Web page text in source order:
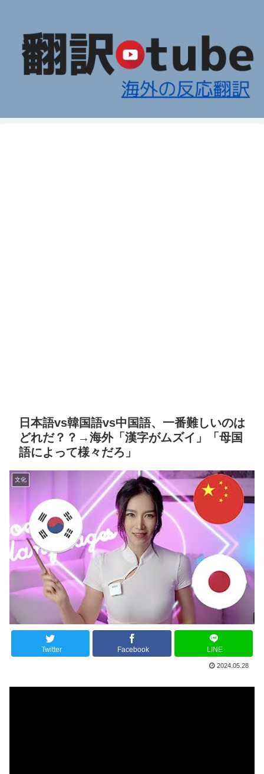
日本語vs韓国語vs中国語、一番難しいのは
どれだ？？→海外「漢字がムズイ」「母国
語によって様々だろ」
文化
Twitter Facebook LINE
2024.05.28